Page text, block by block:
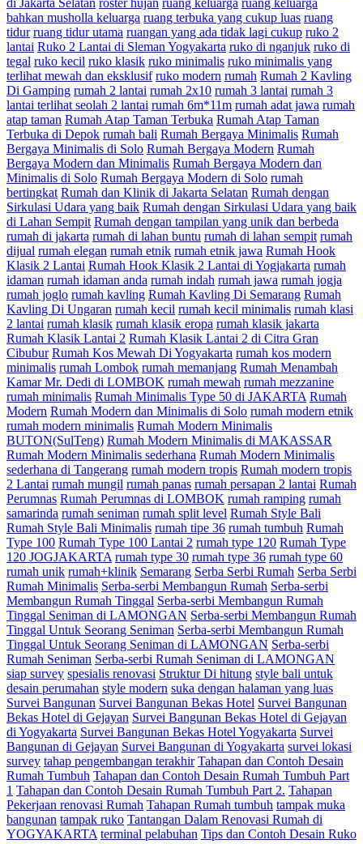
bahkan musholla keluarga ruang terbuka yang cukup luas ruang
tidur ruang tidur utama ruangan yang ada tidak lagi cukup ruko 2
lantai Ruko 2 Lantai di Sleman Yogyakarta ruko di nganjuk ruko di
tegal ruko kecil ruko klasik ruko minimalis ruko minimalis yang
terlihat mewah dan eksklusif ruko modern rumah Rumah 2 Kavling
Di Gamping rumah 2 lantai rumah 2x10 rumah 3 lantai rumah 3
lantai terlihat seolah 2 lantai rumah 6m*11m rumah adat jawa rumah
atap taman Rumah Atap Taman Terbuka Rumah Atap Taman
Terbuka di Depok rumah bali Rumah Bergaya Minimalis Rumah
Bergaya Minimalis di Solo Rumah Bergaya Modern Rumah
Bergaya Modern dan Minimalis Rumah Bergaya Modern dan
Minimalis di Solo Rumah Bergaya Modern di Solo rumah
bertingkat Rumah dan Klinik di Jakarta Selatan Rumah dengan
Sirkulasi Udara yang baik Rumah dengan Sirkulasi Udara yang baik
di Lahan Sempit Rumah dengan tampilan yang unik dan berbeda
rumah di jakarta rumah di lahan buntu rumah di lahan sempit rumah
dijual rumah elegan rumah etnik rumah etnik jawa Rumah Hook
Klasik 2 Lantai Rumah Hook Klasik 2 Lantai di Yogjakarta rumah
idaman rumah idaman anda rumah indah rumah jawa rumah jogja
rumah joglo rumah kavling Rumah Kavling Di Semarang Rumah
Kavling Di Ungaran rumah kecil rumah kecil minimalis rumah klasi
2 lantai rumah klasik rumah klasik eropa rumah klasik jakarta
Rumah Klasik Lantai 2 Rumah Klasik Lantai 2 di Citra Gran
Cibubur Rumah Kos Mewah Di Yogyakarta rumah kos modern
minimalis rumah Lombok rumah memanjang Rumah Menambah
Kamar Mr. Dedi di LOMBOK rumah mewah rumah mezzanine
rumah minimalis Rumah Minimalis Type 50 di JAKARTA Rumah
Modern Rumah Modern dan Minimalis di Solo rumah modern etnik
rumah modern minimalis Rumah Modern Minimalis
BUTON(SulTeng) Rumah Modern Minimalis di MAKASSAR
Rumah Modern Minimalis sederhana Rumah Modern Minimalis
sederhana di Tangerang rumah modern tropis Rumah modern tropis
2 Lantai rumah mungil rumah panas rumah persapan 2 lantai Rumah
Perumnas Rumah Perumnas di LOMBOK rumah ramping rumah
samarinda rumah seniman rumah split level Rumah Style Bali
Rumah Style Bali Minimalis rumah tipe 36 rumah tumbuh Rumah
Type 100 Rumah Type 100 Lantai 2 rumah type 120 Rumah Type
120 JOGJAKARTA rumah type 30 rumah type 36 rumah type 60
rumah unik rumah+klinik Semarang Serba Serbi Rumah Serba Serbi
Rumah Minimalis Serba-serbi Membangun Rumah Serba-serbi
Membangun Rumah Tinggal Serba-serbi Membangun Rumah
Tinggal Seniman di LAMONGAN Serba-serbi Membangun Rumah
Tinggal Untuk Seorang Seniman Serba-serbi Membangun Rumah
Tinggal Untuk Seorang Seniman di LAMONGAN Serba-serbi
Rumah Seniman Serba-serbi Rumah Seniman di LAMONGAN
siap survey spesialis renovasi Struktur Di hitung style bali untuk
desain perumahan style modern suka dengan halaman yang luas
Survei Bangunan Survei Bangunan Bekas Hotel Survei Bangunan
Bekas Hotel di Gejayan Survei Bangunan Bekas Hotel di Gejayan
di Yogyakarta Survei Bangunan Bekas Hotel Yogyakarta Survei
Bangunan di Gejayan Survei Bangunan di Yogyakarta survei lokasi
survey tahap pengembangan terakhir Tahapan dan Contoh Desain
Rumah Tumbuh Tahapan dan Contoh Desain Rumah Tumbuh Part
1 Tahapan dan Contoh Desain Rumah Tumbuh Part 2. Tahapan
Pekerjaan renovasi Rumah Tahapan Rumah tumbuh tampak muka
bangunan tampak ruko Tantangan Dalam Renovasi Rumah di
YOGYAKARTA terminal pelabuhan Tips dan Contoh Desain Ruko